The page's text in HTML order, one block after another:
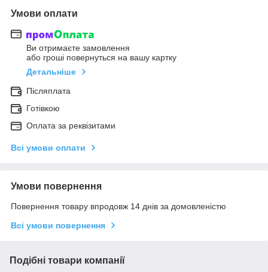
Умови оплати
Ви отримаєте замовлення
або гроші повернуться на вашу картку
Детальніше
Післяплата
Готівкою
Оплата за реквізитами
Всі умови оплати
Умови повернення
Повернення товару впродовж 14 днів за домовленістю
Всі умови повернення
Подібні товари компанії